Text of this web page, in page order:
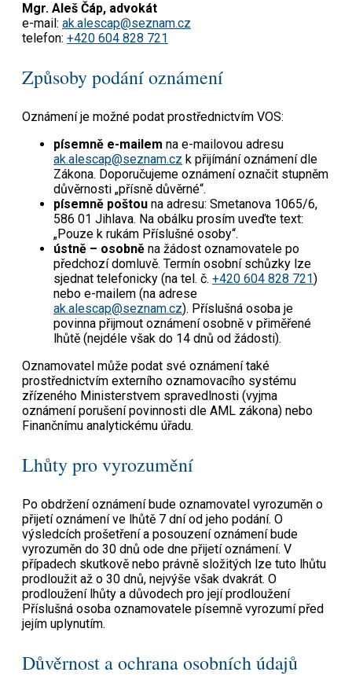
Mgr. Aleš Čáp, advokát
e-mail: ak.alescap@seznam.cz
telefon: +420 604 828 721
Způsoby podání oznámení
Oznámení je možné podat prostřednictvím VOS:
písemně e-mailem na e-mailovou adresu
ak.alescap@seznam.cz k přijímání oznámení dle
Zákona. Doporučujeme oznámení označit stupněm
důvěrnosti „přísně důvěrné“.
písemně poštou na adresu: Smetanova 1065/6,
586 01 Jihlava. Na obálku prosím uveďte text:
„Pouze k rukám Příslušné osoby“.
ústně – osobně na žádost oznamovatele po
předchozí domluvě. Termín osobní schůzky lze
sjednat telefonicky (na tel. č. +420 604 828 721)
nebo e-mailem (na adrese
ak.alescap@seznam.cz). Příslušná osoba je
povinna přijmout oznámení osobně v přiměřené
lhůtě (nejdéle však do 14 dnů od žádosti).
Oznamovatel může podat své oznámení také
prostřednictvím externího oznamovacího systému
zřízeného Ministerstvem spravedlnosti (vyjma
oznámení porušení povinnosti dle AML zákona) nebo
Finančnímu analytickému úřadu.
Lhůty pro vyrozumění
Po obdržení oznámení bude oznamovatel vyrozuměn o
přijetí oznámení ve lhůtě 7 dní od jeho podání. O
výsledcích prošetření a posouzení oznámení bude
vyrozuměn do 30 dnů ode dne přijetí oznámení. V
případech skutkově nebo právně složitých lze tuto lhůtu
prodloužit až o 30 dnů, nejvýše však dvakrát. O
prodloužení lhůty a důvodech pro její prodloužení
Příslušná osoba oznamovatele písemně vyrozumí před
jejím uplynutím.
Důvěrnost a ochrana osobních údajů